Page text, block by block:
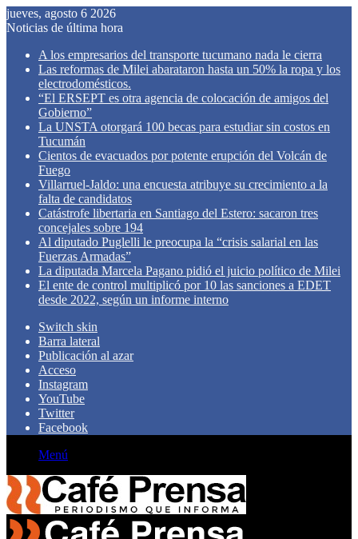
jueves, agosto 6 2026
Noticias de última hora
A los empresarios del transporte tucumano nada le cierra
Las reformas de Milei abarataron hasta un 50% la ropa y los
electrodomésticos.
“El ERSEPT es otra agencia de colocación de amigos del
Gobierno”
La UNSTA otorgará 100 becas para estudiar sin costos en
Tucumán
Cientos de evacuados por potente erupción del Volcán de
Fuego
Villarruel-Jaldo: una encuesta atribuye su crecimiento a la
falta de candidatos
Catástrofe libertaria en Santiago del Estero: sacaron tres
concejales sobre 194
Al diputado Puglelli le preocupa la “crisis salarial en las
Fuerzas Armadas”
La diputada Marcela Pagano pidió el juicio político de Milei
El ente de control multiplicó por 10 las sanciones a EDET
desde 2022, según un informe interno
Switch skin
Barra lateral
Publicación al azar
Acceso
Instagram
YouTube
Twitter
Facebook
Menú